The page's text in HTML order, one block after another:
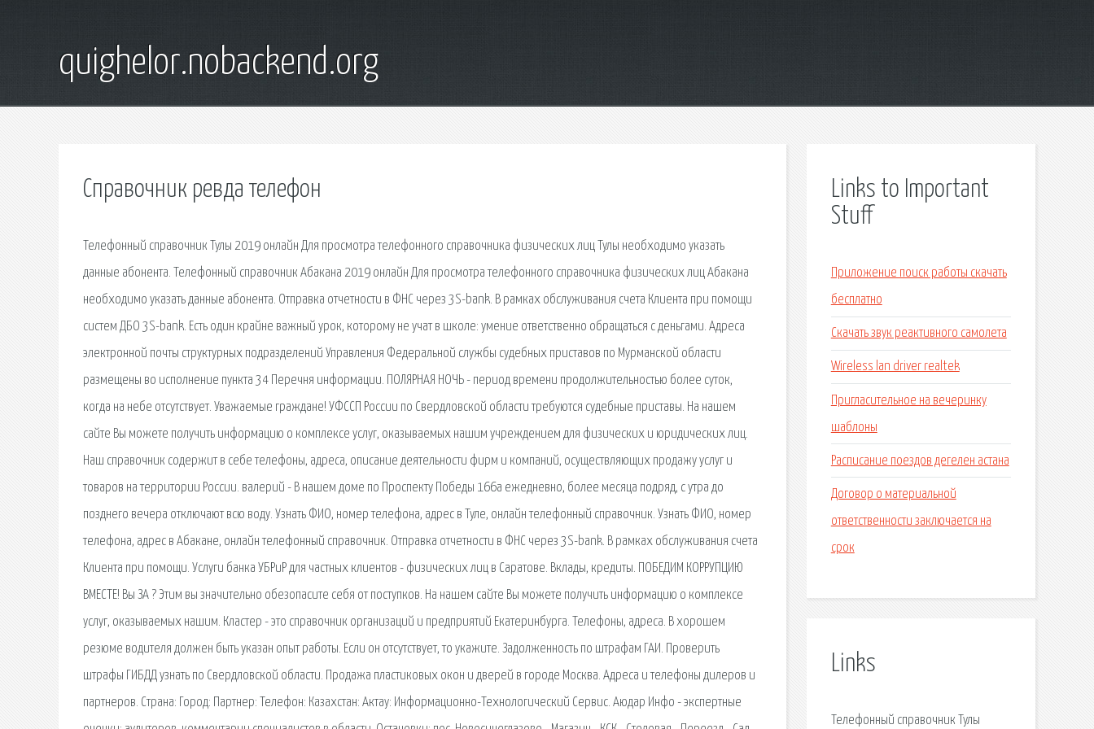
quighelor.nobackend.org
Справочник ревда телефон
Телефонный справочник Тулы 2019 онлайн Для просмотра телефонного справочника физических лиц Тулы необходимо указать
данные абонента. Телефонный справочник Абакана 2019 онлайн Для просмотра телефонного справочника физических лиц Абакана
необходимо указать данные абонента. Отправка отчетности в ФНС через 3S-bank. В рамках обслуживания счета Клиента при помощи
систем ДБО 3S-bank. Есть один крайне важный урок, которому не учат в школе: умение ответственно обращаться с деньгами. Адреса
электронной почты структурных подразделений Управления Федеральной службы судебных приставов по Мурманской области
размещены во исполнение пункта 34 Перечня информации. ПОЛЯРНАЯ НОЧЬ - период времени продолжительностью более суток,
когда на небе отсутствует. Уважаемые граждане! УФССП России по Свердловской области требуются судебные приставы. На нашем
сайте Вы можете получить информацию о комплексе услуг, оказываемых нашим учреждением для физических и юридических лиц.
Наш справочник содержит в себе телефоны, адреса, описание деятельности фирм и компаний, осуществляющих продажу услуг и
товаров на территории России. валерий - В нашем доме по Проспекту Победы 166а ежедневно, более месяца подряд, с утра до
позднего вечера отключают всю воду. Узнать ФИО, номер телефона, адрес в Туле, онлайн телефонный справочник. Узнать ФИО, номер
телефона, адрес в Абакане, онлайн телефонный справочник. Отправка отчетности в ФНС через 3S-bank. В рамках обслуживания счета
Клиента при помощи. Услуги банка УБРиР для частных клиентов - физических лиц в Саратове. Вклады, кредиты. ПОБЕДИМ КОРРУПЦИЮ
ВМЕСТЕ! Вы ЗА ? Этим вы значительно обезопасите себя от поступков. На нашем сайте Вы можете получить информацию о комплексе
услуг, оказываемых нашим. Кластер - это справочник организаций и предприятий Екатеринбурга. Телефоны, адреса. В хорошем
резюме водителя должен быть указан опыт работы. Если он отсутствует, то укажите. Задолженность по штрафам ГАИ. Проверить
штрафы ГИБДД узнать по Свердловской области. Продажа пластиковых окон и дверей в городе Москва. Адреса и телефоны дилеров и
партнеров. Страна: Город: Партнер: Телефон: Казахстан: Актау: Информационно-Технологический Сервис. Аюдар Инфо - экспертные
Links to Important
Stuff
Приложение поиск работы скачать
бесплатно
Скачать звук реактивного самолета
Wireless lan driver realtek
Пригласительное на вечеринку
шаблоны
Расписание поездов дегелен астана
Договор о материальной
ответственности заключается на
срок
Links
Телефонный справочник Тулы